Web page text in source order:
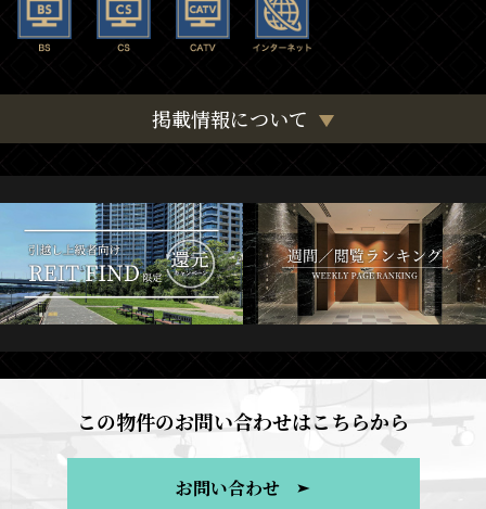
掲載情報について
この物件のお問い合わせはこちらから
お問い合わせ